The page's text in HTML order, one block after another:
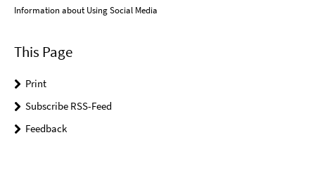
Information about Using Social Media
This Page
Print
Subscribe RSS-Feed
Feedback